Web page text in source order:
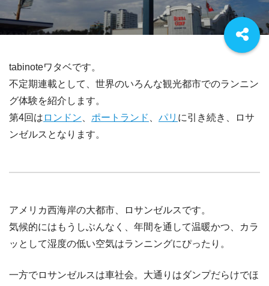
tabinoteワタベです。
不定期連載として、世界のいろんな観光都市でのランニン
グ体験を紹介します。
第4回は ロンドン ポートランド パリ に引き続き、ロサ
ンゼルスとなります。
アメリカ西海岸の大都市、ロサンゼルスです。
気候的にはもうしぶんなく、年間を通して温暖かつ、カラ
ッとして湿度の低い空気はランニングにぴったり。
一方でロサンゼルスは車社会。大通りはダンプだらけでほ